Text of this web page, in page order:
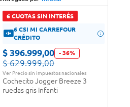
6 CUOTAS SIN INTERÉS
6 CSI MI CARREFOUR
CRÉDITO
$ 396.999,00 -36%
$ 629.999,00
Ver Precio sin impuestos nacionales
Cochecito Jogger Breeze 3
ruedas gris Infanti